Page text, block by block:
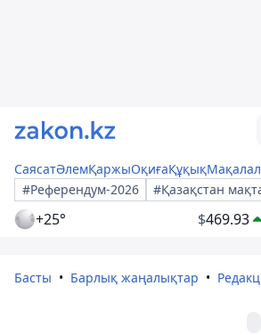
СаясатӘлемҚаржыОқиғаҚұқық
#Референдум-2026
#Қазақстан
+25° $469.93
Басты Барлық жаңалықтар